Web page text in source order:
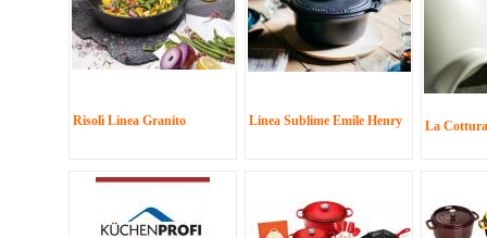
Risolì Linea Granito Linea Sublime Emile Henry La